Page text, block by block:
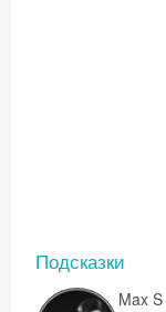
Подсказки
Max S